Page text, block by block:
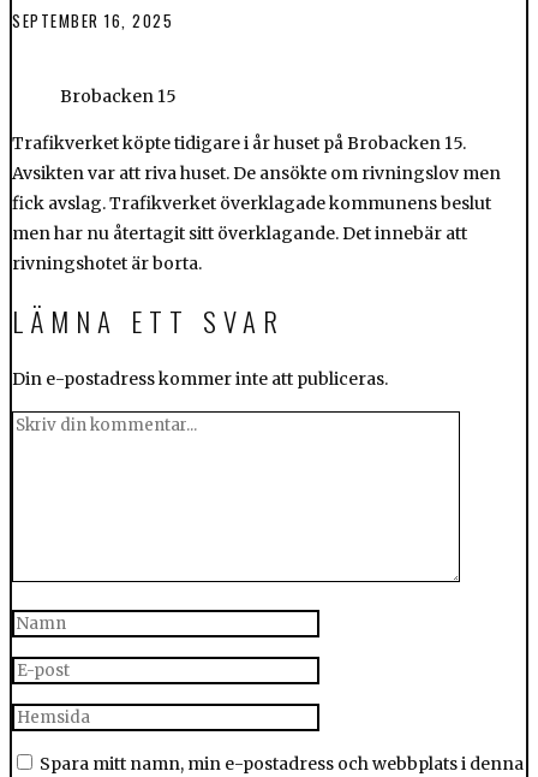
SEPTEMBER 16, 2025
Brobacken 15
Trafikverket köpte tidigare i år huset på Brobacken 15.
Avsikten var att riva huset. De ansökte om rivningslov men
fick avslag. Trafikverket överklagade kommunens beslut
men har nu återtagit sitt överklagande. Det innebär att
rivningshotet är borta.
LÄMNA ETT SVAR
Din e-postadress kommer inte att publiceras.
Spara mitt namn, min e-postadress och webbplats i denna